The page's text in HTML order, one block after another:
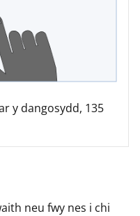
y dangosydd, 135
neu fwy nes i chi